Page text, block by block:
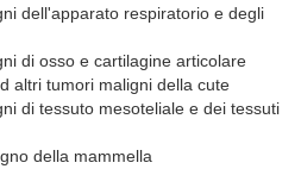
dell'apparato respiratorio e degli
di osso e cartilagine articolare
altri tumori maligni della cute
di tessuto mesoteliale e dei tessuti
della mammella